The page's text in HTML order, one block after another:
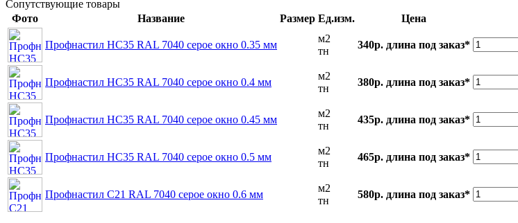
Сопутствующие товары
Фото
Название Размер Ед.изм. Цена
Профнастил НС35 RAL 7040 серое окно 0.35 мм
м2
тн
340р. длина под заказ*
Профнастил НС35 RAL 7040 серое окно 0.4 мм
м2
тн
380р. длина под заказ*
Профнастил НС35 RAL 7040 серое окно 0.45 мм
м2
тн
435р. длина под заказ*
Профнастил НС35 RAL 7040 серое окно 0.5 мм
м2
тн
465р. длина под заказ*
Профнастил С21 RAL 7040 серое окно 0.6 мм
м2
тн
580р. длина под заказ*